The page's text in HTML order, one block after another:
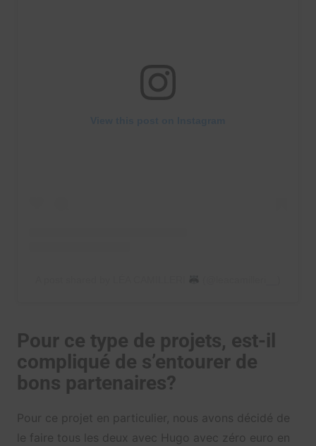
Pour ce type de projets, est-il
compliqué de s’entourer de
bons partenaires?
Pour ce projet en particulier, nous avons décidé de
le faire tous les deux avec Hugo avec zéro euro en